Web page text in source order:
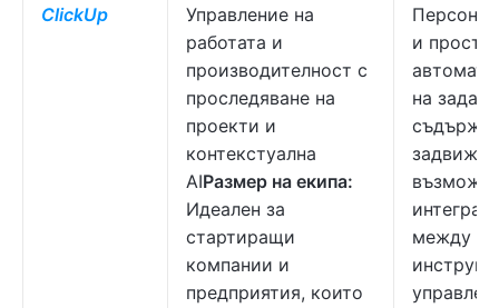
ClickUp
Управление на
работата и
производителност с
проследяване на
проекти и
контекстуална
AIРазмер на екипа:
Идеален за
стартиращи
компании и
предприятия, които
и прости
на
между